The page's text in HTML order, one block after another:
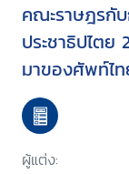
คณะราษฎรกั
ประชาธิปไตย
มาของศัพท์ไ
วิวัฒน์, อภิวัฒ
ผู้แต่ง: